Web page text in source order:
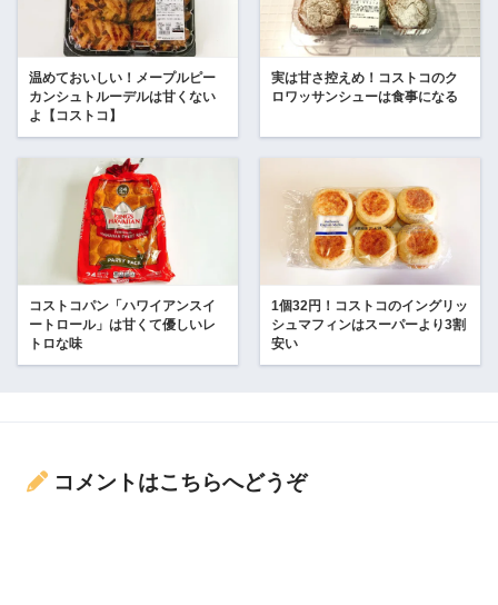
温めておいしい！メープルピー
カンシュトルーデルは甘くない
よ【コストコ】
実は甘さ控えめ！コストコのク
ロワッサンシューは食事になる
コストコパン「ハワイアンスイ
ートロール」は甘くて優しいレ
トロな味
1個32円！コストコのイングリッ
シュマフィンはスーパーより3割
安い
コメントはこちらへどうぞ